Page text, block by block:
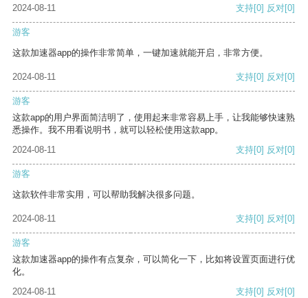
2024-08-11
支持[0] 反对[0]
游客
这款加速器app的操作非常简单，一键加速就能开启，非常方便。
2024-08-11 支持[0] 反对[0]
游客
这款app的用户界面简洁明了，使用起来非常容易上手，让我能够快速熟
悉操作。我不用看说明书，就可以轻松使用这款app。
2024-08-11
支持[0] 反对[0]
游客
这款软件非常实用，可以帮助我解决很多问题。
2024-08-11 支持[0] 反对[0]
游客
这款加速器app的操作有点复杂，可以简化一下，比如将设置页面进行优
化。
2024-08-11
支持[0] 反对[0]